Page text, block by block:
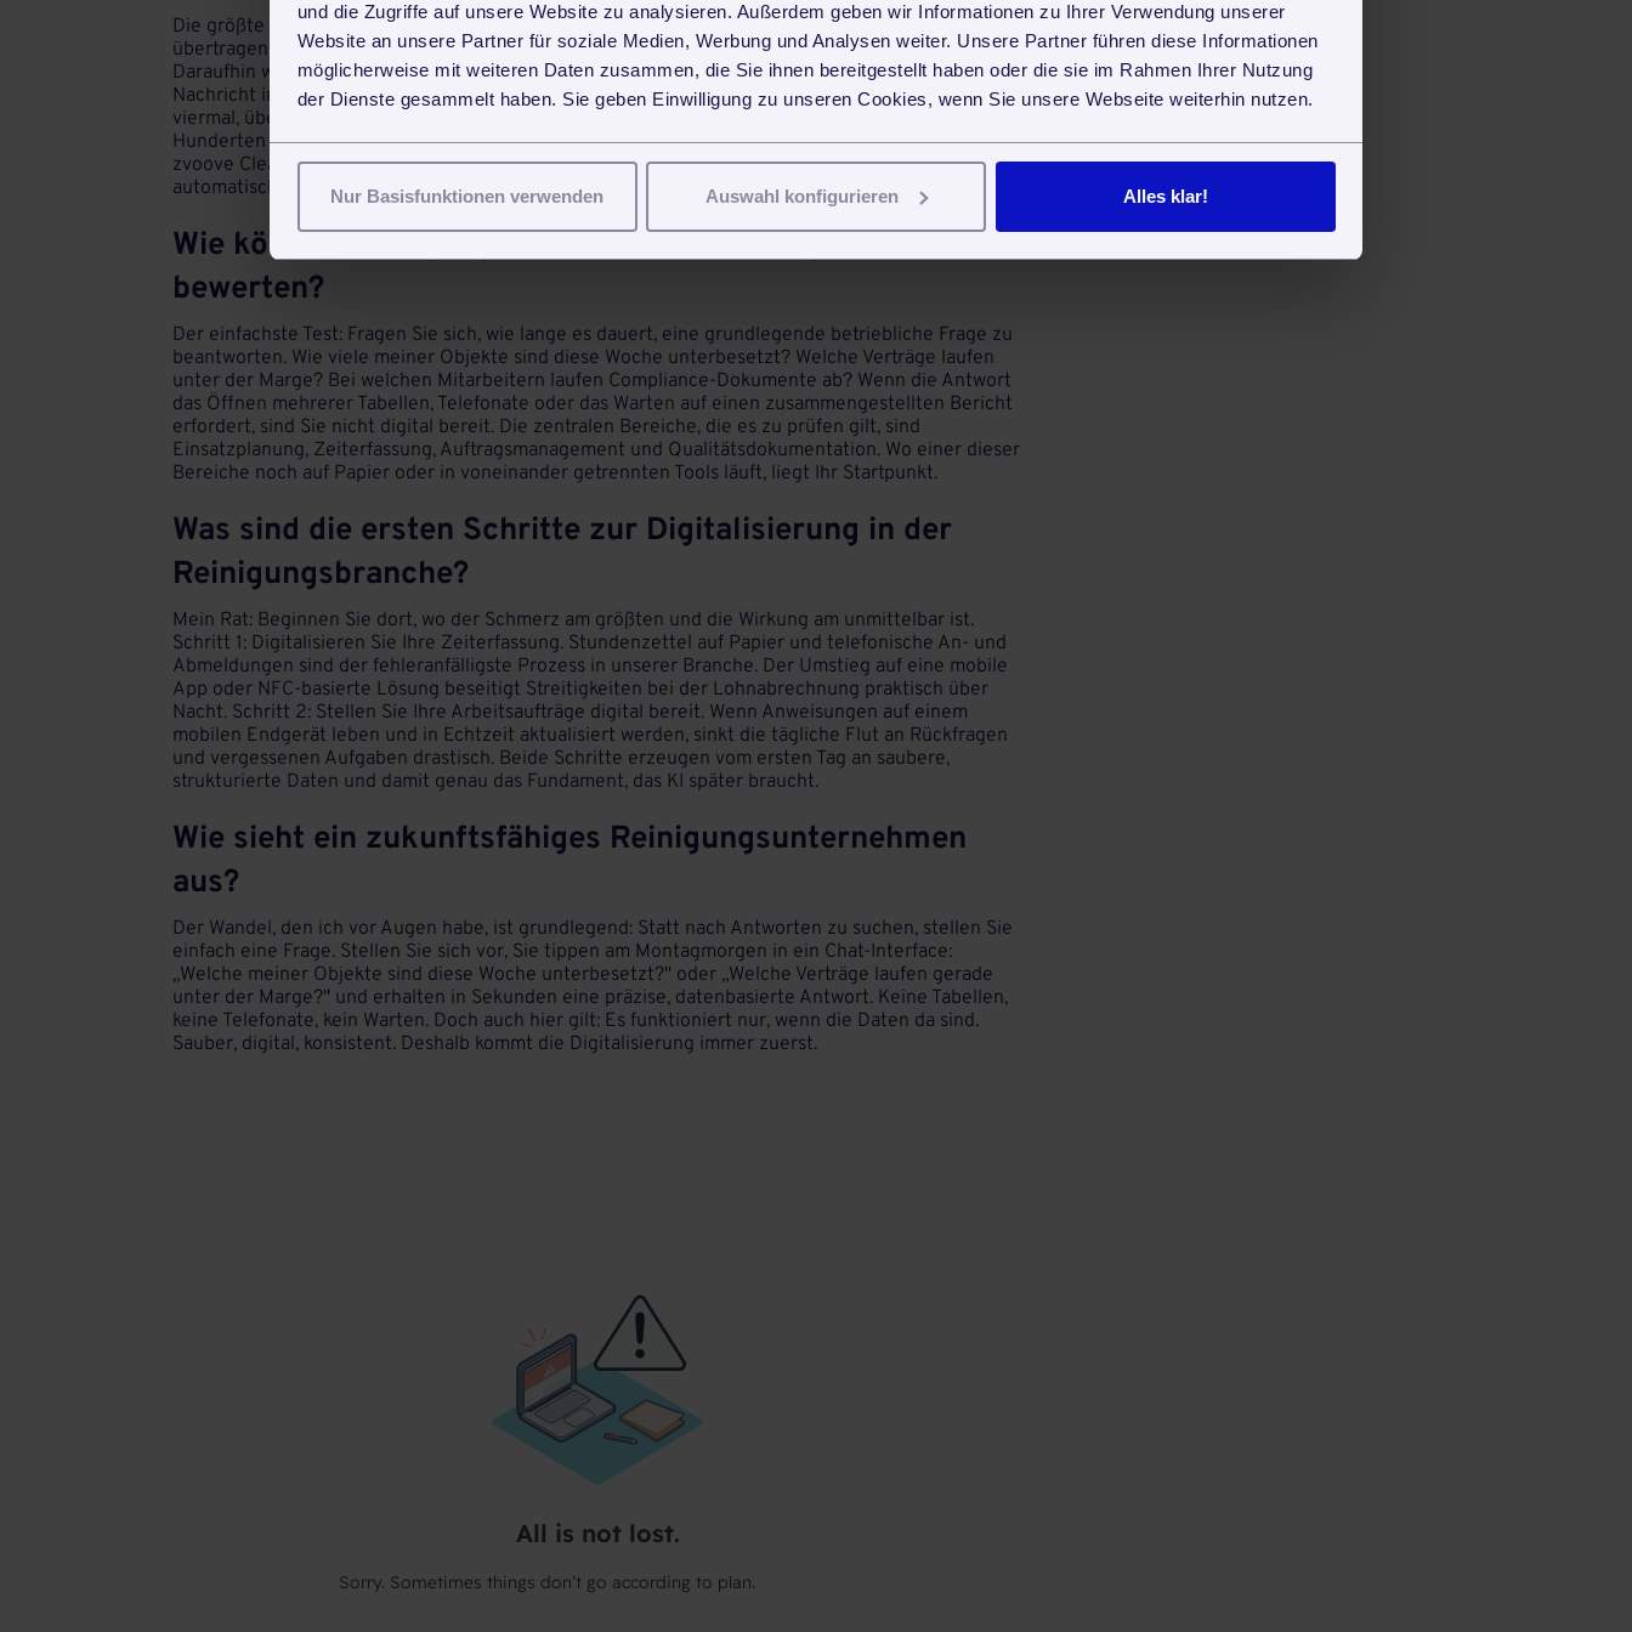
und die Zugriffe auf unsere Website zu analysieren. Außerdem geben wir Informationen zu Ihrer Verwendung unserer
Website an unsere Partner für soziale Medien, Werbung und Analysen weiter. Unsere Partner führen diese Informationen
möglicherweise mit weiteren Daten zusammen, die Sie ihnen bereitgestellt haben oder die sie im Rahmen Ihrer Nutzung
der Dienste gesammelt haben. Sie geben Einwilligung zu unseren Cookies, wenn Sie unsere Webseite weiterhin nutzen.
Nur Basisfunktionen verwenden Auswahl konfigurieren Alles klar!
Die größte Zeitverschwendung entsteht durch Informationen, die mehrfach manuell eingegeben,
übertragen und kommuniziert werden müssen. Ein Auftraggeber ändert eine Anforderung.
Daraufhin wird der Arbeitsauftrag aktualisiert, der Objektleiter angerufen, das Reinigungsteam per
Nachricht informiert und das Ganze separat für die Dokumentation erfasst. Dieselbe Information,
viermal, über vier verschiedene Kanäle. Multipliziert man das mit Dutzenden von Objekten und
Hunderten von Mitarbeitern, wird schnell klar, warum Margen verschwinden. Mit den Lösungen von
zvoove Clean zentralisieren wir genau das: eine Aktualisierung, alle Teams informiert, alles
automatisch dokumentiert.
Wie können Reinigungsunternehmen ihre digitale Reife
bewerten?
Der einfachste Test: Fragen Sie sich, wie lange es dauert, eine grundlegende betriebliche Frage zu
beantworten. Wie viele meiner Objekte sind diese Woche unterbesetzt? Welche Verträge laufen
unter der Marge? Bei welchen Mitarbeitern laufen Compliance-Dokumente ab? Wenn die Antwort
das Öffnen mehrerer Tabellen, Telefonate oder das Warten auf einen zusammengestellten Bericht
erfordert, sind Sie nicht digital bereit. Die zentralen Bereiche, die es zu prüfen gilt, sind
Einsatzplanung, Zeiterfassung, Auftragsmanagement und Qualitätsdokumentation. Wo einer dieser
Bereiche noch auf Papier oder in voneinander getrennten Tools läuft, liegt Ihr Startpunkt.
Was sind die ersten Schritte zur Digitalisierung in der
Reinigungsbranche?
Mein Rat: Beginnen Sie dort, wo der Schmerz am größten und die Wirkung am unmittelbar ist.
Schritt 1: Digitalisieren Sie Ihre Zeiterfassung. Stundenzettel auf Papier und telefonische An- und
Abmeldungen sind der fehleranfälligste Prozess in unserer Branche. Der Umstieg auf eine mobile
App oder NFC-basierte Lösung beseitigt Streitigkeiten bei der Lohnabrechnung praktisch über
Nacht. Schritt 2: Stellen Sie Ihre Arbeitsaufträge digital bereit. Wenn Anweisungen auf einem
mobilen Endgerät leben und in Echtzeit aktualisiert werden, sinkt die tägliche Flut an Rückfragen
und vergessenen Aufgaben drastisch. Beide Schritte erzeugen vom ersten Tag an saubere,
strukturierte Daten und damit genau das Fundament, das KI später braucht.
Wie sieht ein zukunftsfähiges Reinigungsunternehmen
aus?
Der Wandel, den ich vor Augen habe, ist grundlegend: Statt nach Antworten zu suchen, stellen Sie
einfach eine Frage. Stellen Sie sich vor, Sie tippen am Montagmorgen in ein Chat-Interface:
„Welche meiner Objekte sind diese Woche unterbesetzt?" oder „Welche Verträge laufen gerade
unter der Marge?" und erhalten in Sekunden eine präzise, datenbasierte Antwort. Keine Tabellen,
keine Telefonate, kein Warten. Doch auch hier gilt: Es funktioniert nur, wenn die Daten da sind.
Sauber, digital, konsistent. Deshalb kommt die Digitalisierung immer zuerst.